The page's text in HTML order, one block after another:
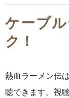
ケーブ
ク！
熱血ラーメン伝
聴できます。視